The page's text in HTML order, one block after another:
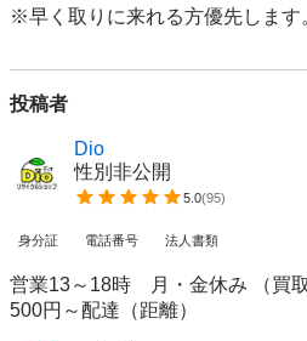
※早く取りに来れる方優先します
投稿者
Dio
性別非公開
5.0(95)
身分証 電話番号 法人書類
営業13～18時 月・金休み （買取
500円～配達（距離）